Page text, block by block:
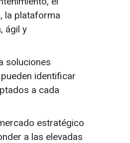
la plataforma
ágil y
soluciones
identificar
a cada
estratégico
a las elevadas